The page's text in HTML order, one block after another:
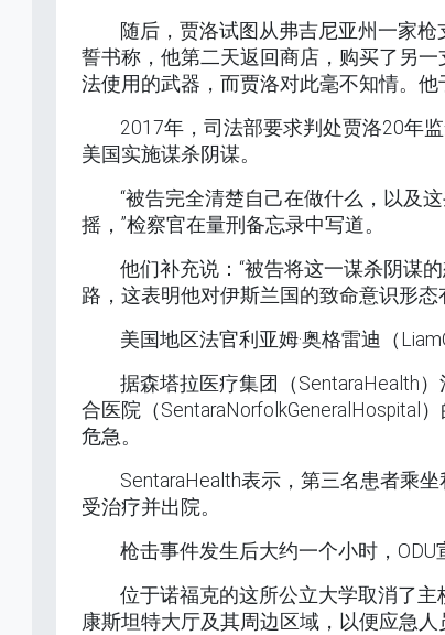
随后，贾洛试图从弗吉尼亚州一家
誓书称，他第二天返回商店，购买了另
法使用的武器，而贾洛对此毫不知情。他
2017年，司法部要求判处贾洛20年
美国实施谋杀阴谋。
“被告完全清楚自己在做什么，以及
摇，”检察官在量刑备忘录中写道。
他们补充说：“被告将这一谋杀阴谋
路，这表明他对伊斯兰国的致命意识形态
美国地区法官利亚姆·奥格雷迪（
据森塔拉医疗集团（SentaraHealth
合医院（SentaraNorfolkGeneralHospital
危急。
SentaraHealth表示，第三名患者乘
受治疗并出院。
枪击事件发生后大约一个小时，ODU
位于诺福克的这所公立大学取消了
康斯坦特大厅及其周边区域，以便应急